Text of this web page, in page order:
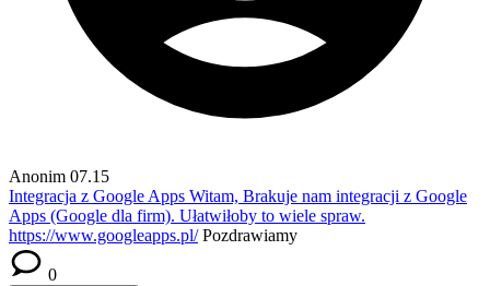
Anonim 07.15
Integracja z Google Apps Witam, Brakuje nam integracji z Google
Apps (Google dla firm). Ułatwiłoby to wiele spraw.
https://www.googleapps.pl/Pozdrawiamy
0